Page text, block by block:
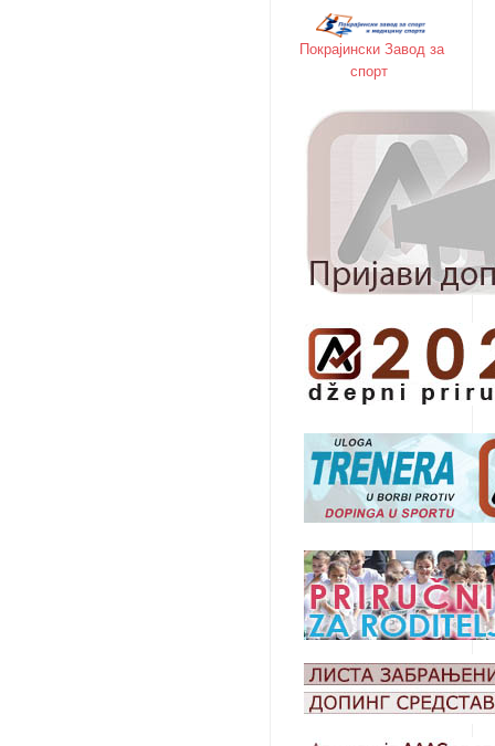
Покрајински Завод за
спорт